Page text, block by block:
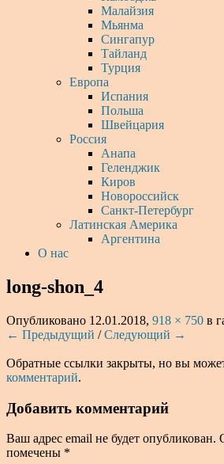
Малайзия
Мьянма
Сингапур
Тайланд
Турция
Европа
Испания
Польша
Швейцария
Россия
Анапа
Геленджик
Киров
Новороссийск
Санкт-Петербург
Латинская Америка
Аргентина
О нас
long-shon_4
Опубликовано 12.01.2018, 918 × 750 в
← Предыдущий /Следующий →
Обратные ссылки закрыты, но вы
комментарий.
Добавить комментарий
Ваш адрес email не будет опубликован.
помечены *